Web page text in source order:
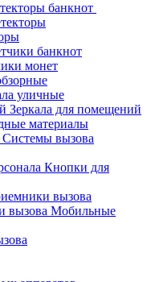
банкнот
банкнот
монет
уличные
Зеркала для помещений
материалы
Системы вызова
Кнопки для
вызова
Мобильные